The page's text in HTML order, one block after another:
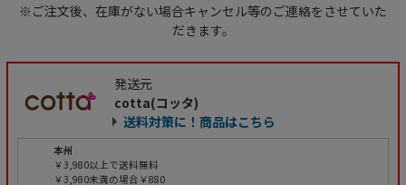
※ご注文後、在庫がない場合キャンセル等のご連絡をさせていた
だきます。
発送元
cotta(コッタ)
送料対策に！商品はこちら
本州
￥3,980以上で送料無料
￥3,980未満の場合￥880